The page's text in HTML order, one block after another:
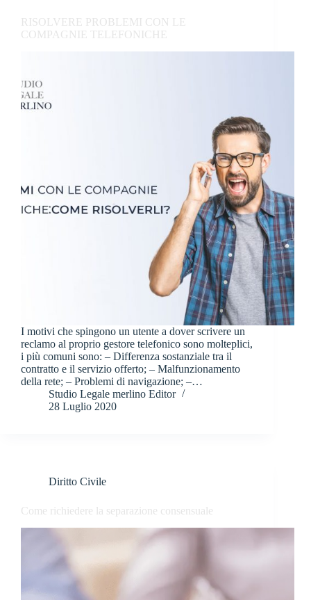
RISOLVERE PROBLEMI CON LE
COMPAGNIE TELEFONICHE
I motivi che spingono un utente a dover scrivere un
reclamo al proprio gestore telefonico sono molteplici,
i più comuni sono: – Differenza sostanziale tra il
contratto e il servizio offerto; – Malfunzionamento
della rete; – Problemi di navigazione; –…
Studio Legale merlino Editor
28 Luglio 2020
Diritto Civile
Come richiedere la separazione consensuale